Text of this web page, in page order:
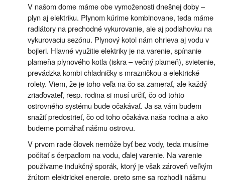
V našom dome máme obe vymoženosti dnešnej doby –
plyn aj elektriku. Plynom kúrime kombinovane, teda máme
radiátory na prechodné vykurovanie, ale aj podlahovku na
vykurovaciu sezónu. Plynový kotol nám ohrieva aj vodu v
bojleri. Hlavné využitie elektriky je na varenie, spínanie
plameňa plynového kotla (iskra – večný plameň), svietenie,
prevádzka kombi chladničky s mrazničkou a elektrické
rolety. Viem, že je toho veľa na čo sa zamerať, ale každý
zriaďovateľ, resp. rodina si musí určiť, čo od tohto
ostrovného systému bude očakávať. Ja sa vám budem
snažiť predostrieť, čo od toho očakáva naša rodina a ako
budeme pomáhať nášmu ostrovu.
V prvom rade človek nemôže byť bez vody, teda musíme
počítať s čerpadlom na vodu, ďalej varenie. Na varenie
používame indukčný sporák, ktorý je však zároveň veľkým
žrútom elektrickej energie, preto sme sa rozhodli nášmu